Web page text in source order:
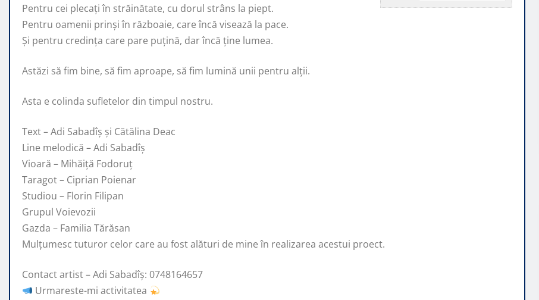
Pentru cei plecați în străinătate, cu dorul strâns la piept.
Pentru oamenii prinși în războaie, care încă visează la pace.
Și pentru credința care pare puțină, dar încă ține lumea.
Astăzi să fim bine, să fim aproape, să fim lumină unii pentru alții.
Asta e colinda sufletelor din timpul nostru.
Text – Adi Sabadîș și Cătălina Deac
Line melodică – Adi Sabadîș
Vioară – Mihăiță Fodoruț
Taragot – Ciprian Poienar
Studiou – Florin Filipan
Grupul Voievozii
Gazda – Familia Tărăsan
Mulțumesc tuturor celor care au fost alături de mine în realizarea acestui proect.
Contact artist – Adi Sabadîș: 0748164657
Urmareste-mi activitatea